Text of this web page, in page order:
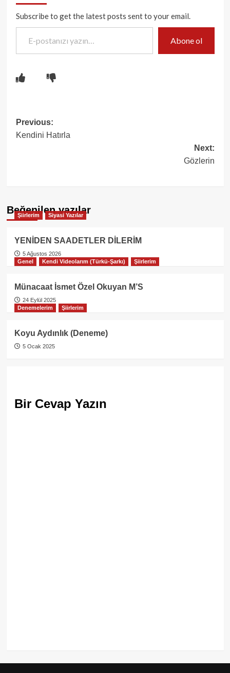
Subscribe to get the latest posts sent to your email.
E-postanızı yazın…
Abone ol
Post
navigation
Previous:
Kendini Hatırla
Next:
Gözlerin
Beğenilen yazılar
Şiirlerim Siyasi Yazılar
YENİDEN SAADETLER DİLERİM
5 Ağustos 2026
Genel
Kendi Videolarım (Türkü-Şarkı) Şiirlerim
Münacaat İsmet Özel Okuyan M’S
24 Eylül 2025
Denemelerim
Şiirlerim
Koyu Aydınlık (Deneme)
5 Ocak 2025
Bir Cevap Yazın